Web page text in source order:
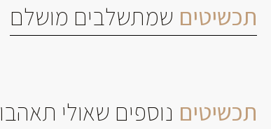
תכשיטים שמתשלבים מושלם
תכשיטים נוספים שאולי תאהבו